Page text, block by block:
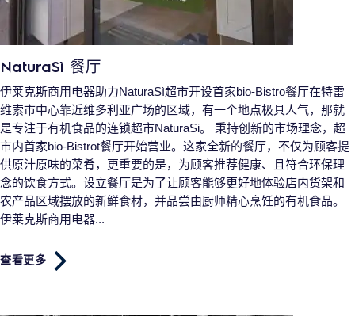
NaturaSì 餐厅
伊莱克斯商用电器助力NaturaSì超市开设首家bio-Bistro餐厅在特雷
维索市中心靠近维多利亚广场的区域，有一个地点极具人气，那就
是专注于有机食品的连锁超市NaturaSi。 秉持创新的市场理念，超
市内首家bio-Bistrot餐厅开始营业。这家全新的餐厅，不仅为顾客提
供原汁原味的菜肴，更重要的是，为顾客推荐健康、且符合环保理
念的饮食方式。设立餐厅是为了让顾客能够更好地体验店内货架和
农产品区域摆放的新鲜食材，并品尝由厨师精心烹饪的有机食品。
伊莱克斯商用电器...
查看更多